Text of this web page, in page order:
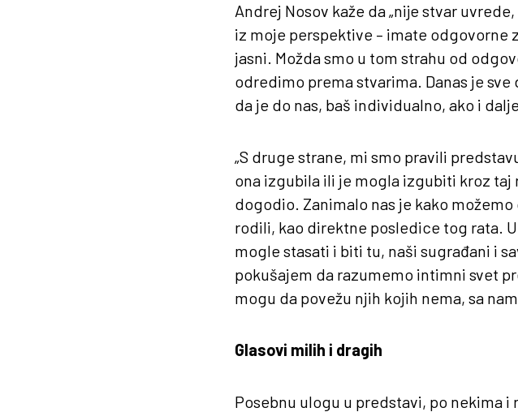
Andrej Nosov kaže da „nije stvar
iz moje perspektive – imate odgovorne
jasni. Možda smo u tom strahu od
odredimo prema stvarima. Danas je
da je do nas, baš individualno, ako i
„S druge strane, mi smo pravili
ona izgubila ili je mogla izgubiti kroz taj
dogodio. Zanimalo nas je kako
rodili, kao direktne posledice tog rata.
mogle stasati i biti tu, naši sugrađani i
pokušajem da razumemo intimni svet
mogu da povežu njih kojih nema, sa
Glasovi milih i dragih
Posebnu ulogu u predstavi, po nekima